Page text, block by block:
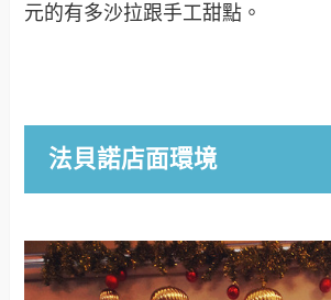
元的有多沙拉跟手工甜點。
法貝諾店面環境